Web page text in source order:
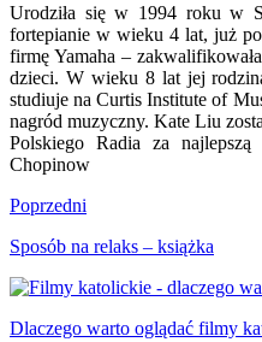
Urodziła się w 1994 roku w
fortepianie w wieku 4 lat, już po
firmę Yamaha –
dzieci. W wieku 8 lat jej
studiuje na Curtis Institute of
nagród muzyczny. Kate Liu
Polskiego Radia za
Chopinow
Poprzedni
Sposób na relaks – książka
Dlaczego warto oglądać filmy